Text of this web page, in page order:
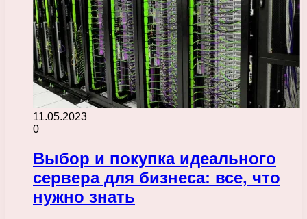
11.05.2023
0
Выбор и покупка идеального
сервера для бизнеса: все, что
нужно знать